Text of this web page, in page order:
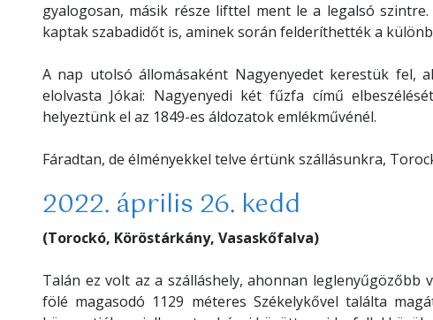
gyalogosan, másik része lifttel ment le a legalsó
kaptak szabadidőt is, aminek során felderíthették a
A nap utolsó állomásaként Nagyenyedet kerestük fel,
elolvasta Jókai: Nagyenyedi két fűzfa című
helyeztünk el az 1849-es áldozatok emlékművénél.
Fáradtan, de élményekkel telve értünk szállásunkra,
2022. április 26. kedd
(Torockó, Köröstárkány, Vasaskőfalva)
Talán ez volt az a szálláshely, ahonnan
fölé magasodó 1129 méteres Székelykővel találta